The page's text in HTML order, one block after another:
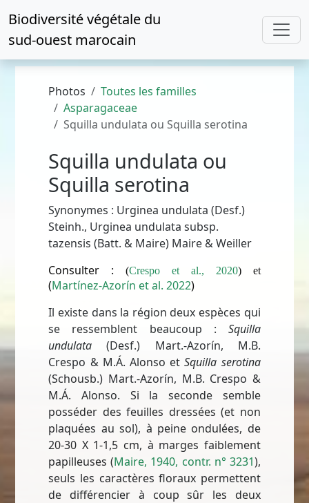
Biodiversité végétale du
sud-ouest marocain
Photos
Toutes les familles
Asparagaceae
Squilla undulata ou Squilla serotina
Squilla undulata ou
Squilla serotina
Synonymes : Urginea undulata (Desf.)
Steinh., Urginea undulata subsp.
tazensis (Batt. & Maire) Maire & Weiller
Consulter :(Crespo et al., 2020) et
(Martínez-Azorín et al. 2022)
Il existe dans la région deux espèces qui
se ressemblent beaucoup : Squilla
undulata (Desf.) Mart.-Azorín, M.B.
Crespo & M.Á. Alonso etSquilla serotina
(Schousb.) Mart.-Azorín, M.B. Crespo &
M.Á. Alonso. Si la seconde semble
posséder des feuilles dressées (et non
plaquées au sol), à peine ondulées, de
20-30 X 1-1,5 cm, à marges faiblement
papilleuses (Maire, 1940, contr. n° 3231),
seuls les caractères floraux permettent
de différencier à coup sûr les deux